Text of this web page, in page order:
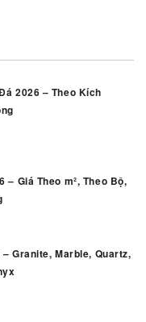
2026 – Theo Kích
– Giá Theo m², Theo Bộ,
Granite, Marble, Quartz,